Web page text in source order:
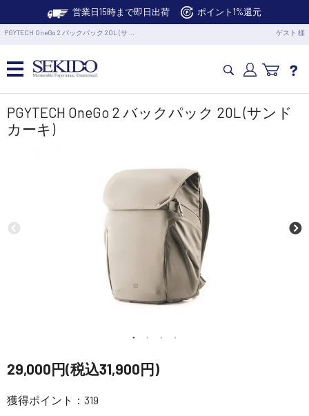
営業日15時まで即日出荷 ポイント1%還元
PGYTECH OneGo 2 バックパック 20L (サ … ゲスト 様
カメラドローン・生活家電
業務用ドローン・業務関連製品
水中ドローン(ROV)・水中スクーター
定期配信!
サポート・Q&A / 法人・学生のお客様
PGYTECH OneGo 2 バックパック 20L (サンド
カーキ)
29,000円(税込31,900円)
獲得ポイント：319